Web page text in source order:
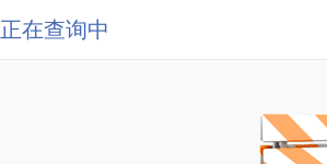
正在查询中